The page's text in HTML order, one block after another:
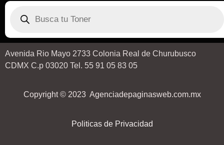
Avenida Rio Mayo 2733 Colonia Real de Churubusco
CDMX C.p 03020 Tel. 55 91 05 83 05
Copyright © 2023 Agenciadepaginasweb.com.mx
Politicas de Privacidad